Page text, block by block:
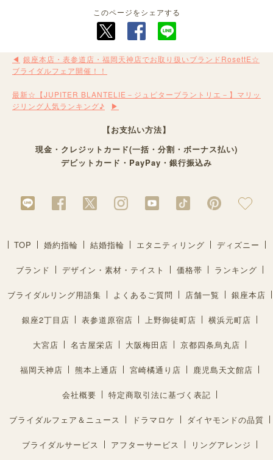
このページをシェアする
銀座本店・表参道店・福岡天神店でお取り扱いブランドRosettE☆
ブライダルフェア開催！！
最新☆【JUPITER BLANTELIE－ジュピターブラントリエ－】マリッ
ジリング人気ランキング♪
【お支払い方法】
現金・クレジットカード(一括・分割・ボーナス払い)
デビットカード・PayPay・銀行振込み
TOP 婚約指輪 結婚指輪 エタニティリング ディズニー
ブランド デザイン・素材・テイスト 価格帯 ランキング
ブライダルリング用語集 よくあるご質問 店舗一覧 銀座本店
銀座2丁目店 表参道原宿店 上野御徒町店 横浜元町店
大宮店 名古屋栄店 大阪梅田店 京都四条烏丸店
福岡天神店 熊本上通店 宮崎橘通り店 鹿児島天文館店
会社概要 特定商取引法に基づく表記
ブライダルフェア＆ニュース ドラマロケ ダイヤモンドの品質
ブライダルサービス アフターサービス リングアレンジ